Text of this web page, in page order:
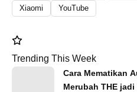
Xiaomi
YouTube
Trending This Week
Cara Mematikan
Merubah THE jadi